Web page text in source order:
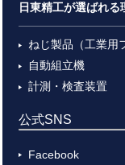
日東精工が選ばれる
ねじ製品（工業用
自動組立機
計測・検査装置
公式SNS
Facebook